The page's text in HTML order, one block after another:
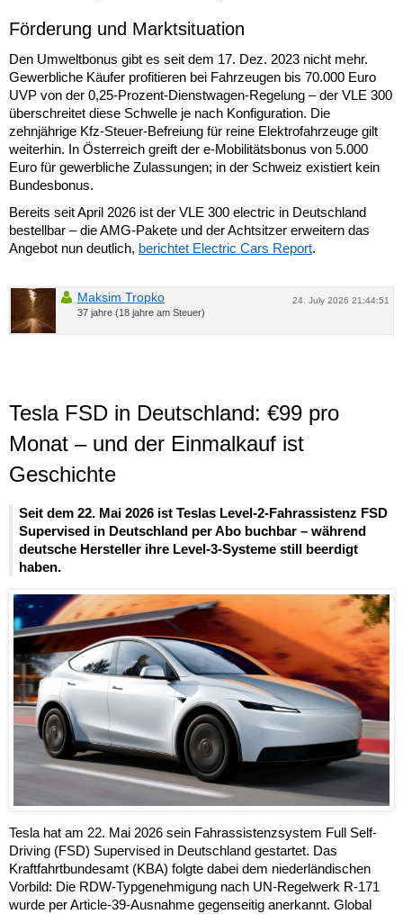
Förderung und Marktsituation
Den Umweltbonus gibt es seit dem 17. Dez. 2023 nicht mehr.
Gewerbliche Käufer profitieren bei Fahrzeugen bis 70.000 Euro
UVP von der 0,25-Prozent-Dienstwagen-Regelung – der VLE 300
überschreitet diese Schwelle je nach Konfiguration. Die
zehnjährige Kfz-Steuer-Befreiung für reine Elektrofahrzeuge gilt
weiterhin. In Österreich greift der e-Mobilitätsbonus von 5.000
Euro für gewerbliche Zulassungen; in der Schweiz existiert kein
Bundesbonus.
Bereits seit April 2026 ist der VLE 300 electric in Deutschland
bestellbar – die AMG-Pakete und der Achtsitzer erweitern das
Angebot nun deutlich, berichtet Electric Cars Report.
24. July 2026 21:44:51
Maksim Tropko
37 jahre (18 jahre am Steuer)
Tesla FSD in Deutschland: €99 pro
Monat – und der Einmalkauf ist
Geschichte
Seit dem 22. Mai 2026 ist Teslas Level-2-Fahrassistenz FSD
Supervised in Deutschland per Abo buchbar – während
deutsche Hersteller ihre Level-3-Systeme still beerdigt
haben.
Tesla hat am 22. Mai 2026 sein Fahrassistenzsystem Full Self-
Driving (FSD) Supervised in Deutschland gestartet. Das
Kraftfahrtbundesamt (KBA) folgte dabei dem niederländischen
Vorbild: Die RDW-Typgenehmigung nach UN-Regelwerk R-171
wurde per Article-39-Ausnahme gegenseitig anerkannt. Global